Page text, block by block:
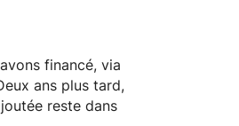
financé, via
ans plus tard,
reste dans